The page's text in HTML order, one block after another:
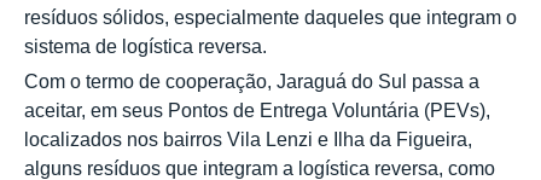
resíduos sólidos, especialmente daqueles que integram o
sistema de logística reversa.
Com o termo de cooperação, Jaraguá do Sul passa a
aceitar, em seus Pontos de Entrega Voluntária (PEVs),
localizados nos bairros Vila Lenzi e Ilha da Figueira,
alguns resíduos que integram a logística reversa, como